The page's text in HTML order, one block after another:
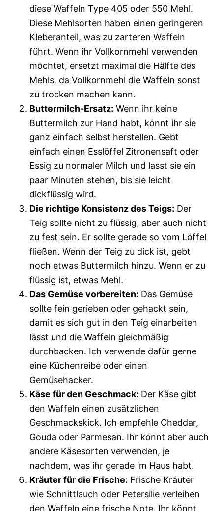
diese Waffeln Type 405 oder 550 Mehl.
Diese Mehlsorten haben einen geringeren
Kleberanteil, was zu zarteren Waffeln
führt. Wenn ihr Vollkornmehl verwenden
möchtet, ersetzt maximal die Hälfte des
Mehls, da Vollkornmehl die Waffeln sonst
zu trocken machen kann.
Buttermilch-Ersatz: Wenn ihr keine
Buttermilch zur Hand habt, könnt ihr sie
ganz einfach selbst herstellen. Gebt
einfach einen Esslöffel Zitronensaft oder
Essig zu normaler Milch und lasst sie ein
paar Minuten stehen, bis sie leicht
dickflüssig wird.
Die richtige Konsistenz des Teigs: Der
Teig sollte nicht zu flüssig, aber auch nicht
zu fest sein. Er sollte gerade so vom Löffel
fließen. Wenn der Teig zu dick ist, gebt
noch etwas Buttermilch hinzu. Wenn er zu
flüssig ist, etwas Mehl.
Das Gemüse vorbereiten: Das Gemüse
sollte fein gerieben oder gehackt sein,
damit es sich gut in den Teig einarbeiten
lässt und die Waffeln gleichmäßig
durchbacken. Ich verwende dafür gerne
eine Küchenreibe oder einen
Gemüsehacker.
Käse für den Geschmack: Der Käse gibt
den Waffeln einen zusätzlichen
Geschmackskick. Ich empfehle Cheddar,
Gouda oder Parmesan. Ihr könnt aber auch
andere Käsesorten verwenden, je
nachdem, was ihr gerade im Haus habt.
Kräuter für die Frische: Frische Kräuter
wie Schnittlauch oder Petersilie verleihen
den Waffeln eine frische Note. Ihr könnt